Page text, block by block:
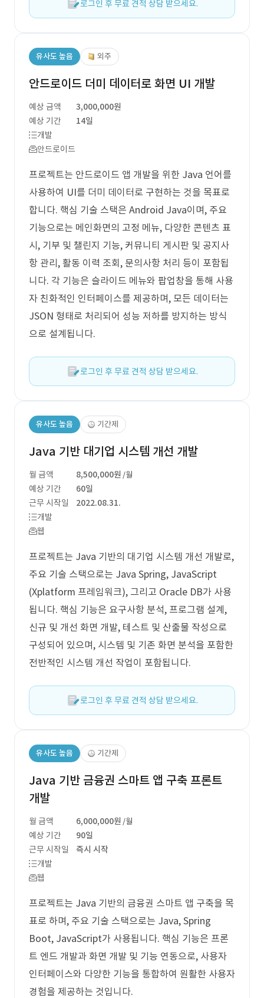
로그인 후 무료 견적 상담 받으세요.
유사도 높음 외주
안드로이드 더미 데이터로 화면 UI 개발
예상 금액
3,000,000원
예상 기간
14일
개발
안드로이드
프로젝트는 안드로이드 앱 개발을 위한 Java 언어를
사용하여 UI를 더미 데이터로 구현하는 것을 목표로
합니다. 핵심 기술 스택은 Android Java이며, 주요
기능으로는 메인화면의 고정 메뉴, 다양한 콘텐츠 표
시, 기부 및 챌린지 기능, 커뮤니티 게시판 및 공지사
항 관리, 활동 이력 조회, 문의사항 처리 등이 포함됩
니다. 각 기능은 슬라이드 메뉴와 팝업창을 통해 사용
자 친화적인 인터페이스를 제공하며, 모든 데이터는
JSON 형태로 처리되어 성능 저하를 방지하는 방식
으로 설계됩니다.
로그인 후 무료 견적 상담 받으세요.
유사도 높음 기간제
Java 기반 대기업 시스템 개선 개발
월 금액 8,500,000원 /월
예상 기간
60일
근무 시작일
2022.08.31.
개발
웹
프로젝트는 Java 기반의 대기업 시스템 개선 개발로,
주요 기술 스택으로는 Java Spring, JavaScript
(Xplatform 프레임워크), 그리고 Oracle DB가 사용
됩니다. 핵심 기능은 요구사항 분석, 프로그램 설계,
신규 및 개선 화면 개발, 테스트 및 산출물 작성으로
구성되어 있으며, 시스템 및 기존 화면 분석을 포함한
전반적인 시스템 개선 작업이 포함됩니다.
로그인 후 무료 견적 상담 받으세요.
유사도 높음 기간제
Java 기반 금융권 스마트 앱 구축 프론트
개발
월 금액 6,000,000원 /월
예상 기간
90일
근무 시작일
즉시 시작
개발
웹
프로젝트는 Java 기반의 금융권 스마트 앱 구축을 목
표로 하며, 주요 기술 스택으로는 Java, Spring
Boot, JavaScript가 사용됩니다. 핵심 기능은 프론
트 엔드 개발과 화면 개발 및 기능 연동으로, 사용자
인터페이스와 다양한 기능을 통합하여 원활한 사용자
경험을 제공하는 것입니다.